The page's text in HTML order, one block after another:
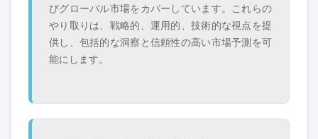
びグローバル市場をカバーしています。これらの
やり取りは、戦略的、運用的、技術的な視点を提
供し、包括的な洞察と信頼性の高い市場予測を可
能にします。